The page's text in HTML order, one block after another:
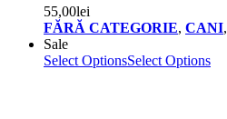
55,00lei
FĂRĂ CATEGORIE, CANI,
Sale
Select OptionsSelect Options